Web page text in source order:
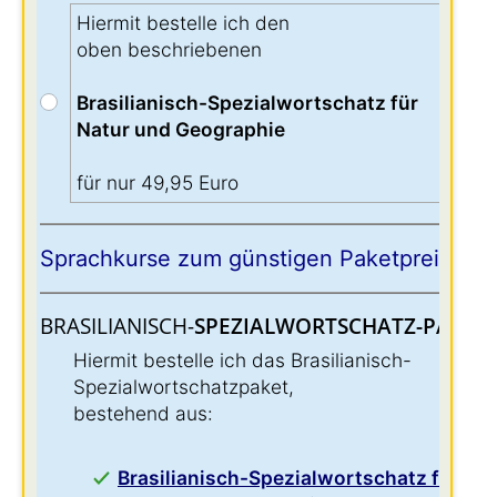
Hiermit bestelle ich den
oben beschriebenen
Brasilianisch-Spezialwortschatz für
Natur und Geographie
für nur 49,95 Euro
Sprachkurse zum günstigen Paketpreis:
BRASILIANISCH-SPEZIALWORTSCHATZ-PAKET:
Hiermit bestelle ich das Brasilianisch-
Spezialwortschatzpaket,
bestehend aus:
Brasilianisch-Spezialwortschatz für